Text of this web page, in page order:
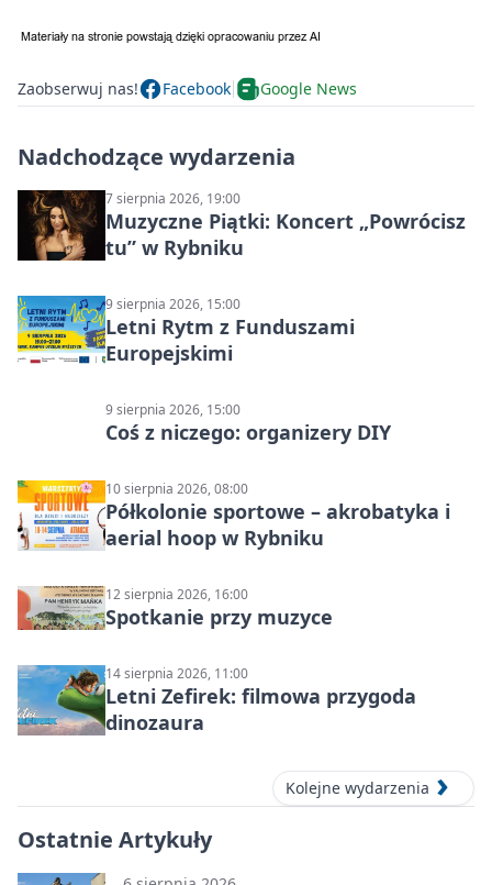
Zaobserwuj nas! Facebook Google News
Nadchodzące wydarzenia
7 sierpnia 2026, 19:00
Muzyczne Piątki: Koncert „Powrócisz
tu” w Rybniku
9 sierpnia 2026, 15:00
Letni Rytm z Funduszami
Europejskimi
9 sierpnia 2026, 15:00
Coś z niczego: organizery DIY
10 sierpnia 2026, 08:00
Półkolonie sportowe – akrobatyka i
aerial hoop w Rybniku
12 sierpnia 2026, 16:00
Spotkanie przy muzyce
14 sierpnia 2026, 11:00
Letni Zefirek: filmowa przygoda
dinozaura
Kolejne wydarzenia
Ostatnie Artykuły